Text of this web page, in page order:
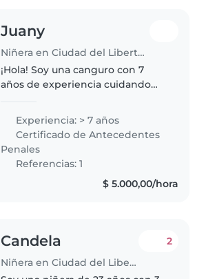
Juany
Niñera en Ciudad del Libertador General San Martín
¡Hola! Soy una canguro con 7
años de experiencia cuidando
bebés hasta niños en edad
escolar. Me encanta dibujar, leer
cuentos, hacer manualidades y..
Experiencia: > 7 años
Certificado de Antecedentes
Penales
Referencias: 1
$ 5.000,00/hora
Candela
Niñera en Ciudad del Libertador General San Martín
2